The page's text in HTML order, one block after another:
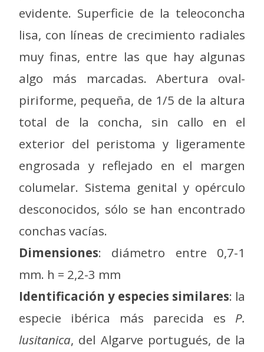
evidente. Superficie de la teleoconcha
lisa, con líneas de crecimiento radiales
muy finas, entre las que hay algunas
algo más marcadas. Abertura oval-
piriforme, pequeña, de 1/5 de la altura
total de la concha, sin callo en el
exterior del peristoma y ligeramente
engrosada y reflejado en el margen
columelar. Sistema genital y opérculo
desconocidos, sólo se han encontrado
conchas vacías.
Dimensiones: diámetro entre 0,7-1
mm. h = 2,2-3 mm
Identificación y especies similares: la
especie ibérica más parecida es P.
lusitanica, del Algarve portugués, de la